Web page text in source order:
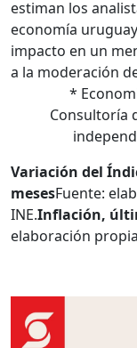
estiman los
economía
impacto en un
a la moderación
*
Consultoría
Variación del
mesesFuente:
INE.Inflación,
elaboración